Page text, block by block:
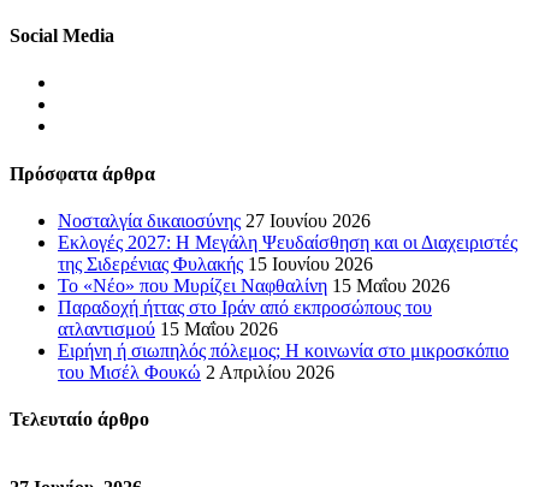
Social Media
Πρόσφατα άρθρα
Νοσταλγία δικαιοσύνης 27 Ιουνίου 2026
Εκλογές 2027: Η Μεγάλη Ψευδαίσθηση και οι Διαχειριστές
της Σιδερένιας Φυλακής 15 Ιουνίου 2026
Το «Νέο» που Μυρίζει Ναφθαλίνη 15 Μαΐου 2026
Παραδοχή ήττας στο Ιράν από εκπροσώπους του
ατλαντισμού 15 Μαΐου 2026
Ειρήνη ή σιωπηλός πόλεμος; Η κοινωνία στο μικροσκόπιο
του Μισέλ Φουκώ 2 Απριλίου 2026
Τελευταίο άρθρο